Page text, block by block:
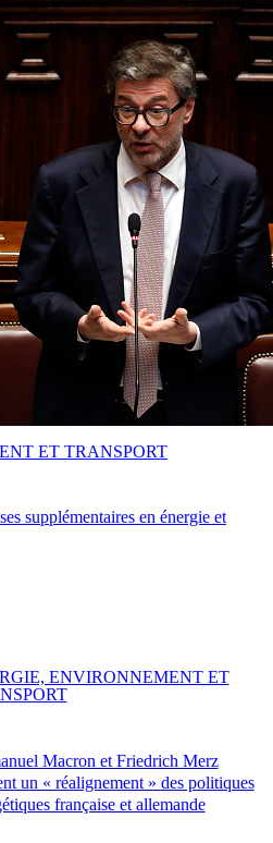
supplémentaires en énergie et
ET TRANSPORT
Macron et Friedrich Merz
un « réalignement » des politiques
française et allemande
ENVIRONNEMENT ET